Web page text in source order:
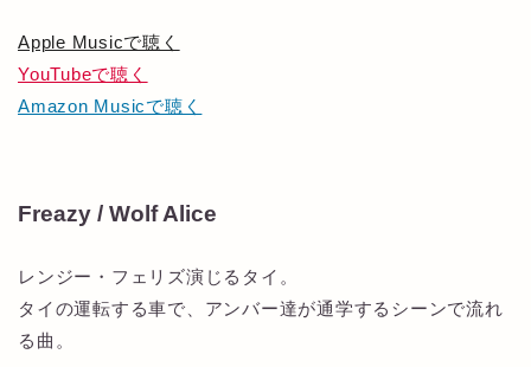
Apple Musicで聴く
YouTubeで聴く
Amazon Musicで聴く
Freazy / Wolf Alice
レンジー・フェリズ演じるタイ。
タイの運転する車で、アンバー達が通学するシーンで流れ
る曲。